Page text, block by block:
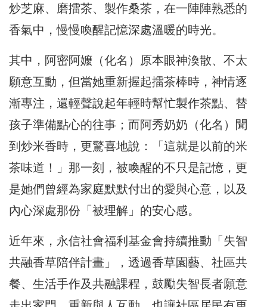
炒芝麻、磨擂茶、製作桑茶，在一陣陣熟悉的
香氣中，慢慢喚醒記憶深處溫暖的時光。
其中，阿密阿嬤（化名）原本眼神渙散、不太
願意互動，但當她重新握起擂茶棒時，神情逐
漸專注，還輕聲說起年輕時幫忙製作茶點、替
孩子準備點心的往事；而阿秀奶奶（化名）聞
到炒米香時，更驚喜地說：「這就是以前的米
茶味道！」那一刻，被喚醒的不只是記憶，更
是她們曾經為家庭默默付出的愛與心意，以及
內心深處那份「被理解」的安心感。
近年來，永信社會福利基金會持續推動「失智
共融香草陪伴計畫」，透過香草園藝、社區共
餐、生活手作及共融課程，鼓勵失智長者願意